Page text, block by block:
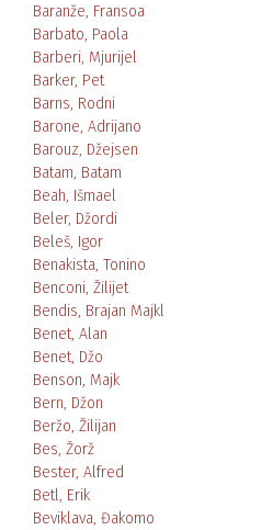
Baranže, Fransoa
Barbato, Paola
Barberi, Mjurijel
Barker, Pet
Barns, Rodni
Barone, Adrijano
Barouz, Džejsen
Batam, Batam
Beah, Išmael
Beler, Džordi
Beleš, Igor
Benakista, Tonino
Benconi, Žilijet
Bendis, Brajan Majkl
Benet, Alan
Benet, Džo
Benson, Majk
Bern, Džon
Beržo, Žilijan
Bes, Žorž
Bester, Alfred
Betl, Erik
Beviklava, Đakomo